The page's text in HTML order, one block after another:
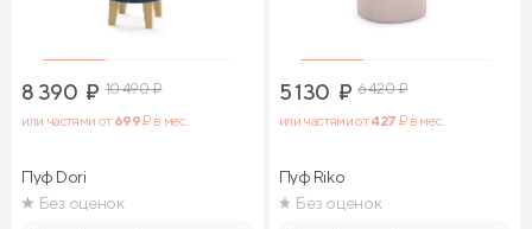
8 390 ₽ 10 490₽
или частями от 699₽ в мес.
Пуф Dori
Без оценок
5 130 ₽ 6 420₽
или частями от427 ₽ в мес.
Пуф Riko
Без оценок